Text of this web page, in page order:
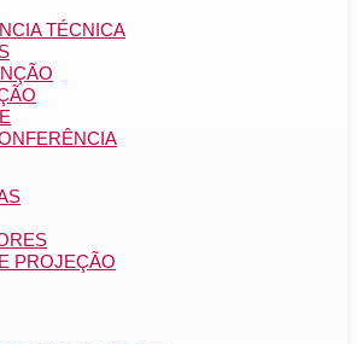
TÉCNICA
PROJEÇÃO